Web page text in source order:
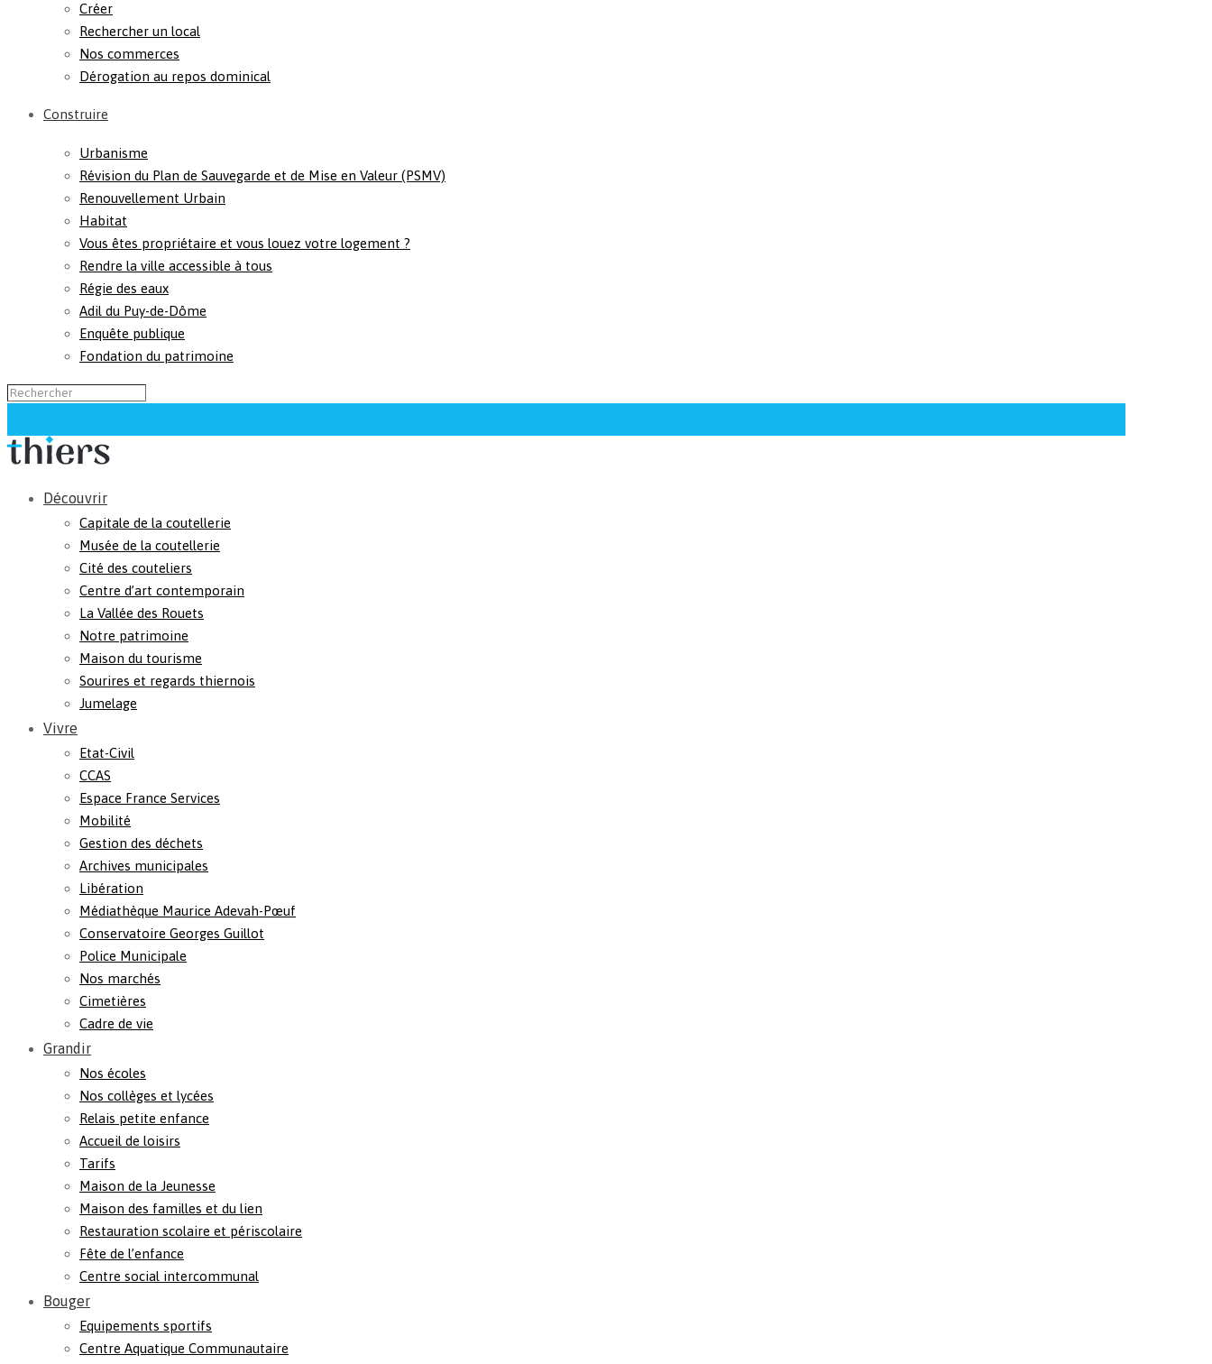
Créer
Rechercher un local
Nos commerces
Dérogation au repos dominical
Construire
Urbanisme
Révision du Plan de Sauvegarde et de Mise en Valeur (PSMV)
Renouvellement Urbain
Habitat
Vous êtes propriétaire et vous louez votre logement ?
Rendre la ville accessible à tous
Régie des eaux
Adil du Puy-de-Dôme
Enquête publique
Fondation du patrimoine
Découvrir
Capitale de la coutellerie
Musée de la coutellerie
Cité des couteliers
Centre d’art contemporain
La Vallée des Rouets
Notre patrimoine
Maison du tourisme
Sourires et regards thiernois
Jumelage
Vivre
Etat-Civil
CCAS
Espace France Services
Mobilité
Gestion des déchets
Archives municipales
Libération
Médiathèque Maurice Adevah-Pœuf
Conservatoire Georges Guillot
Police Municipale
Nos marchés
Cimetières
Cadre de vie
Grandir
Nos écoles
Nos collèges et lycées
Relais petite enfance
Accueil de loisirs
Tarifs
Maison de la Jeunesse
Maison des familles et du lien
Restauration scolaire et périscolaire
Fête de l’enfance
Centre social intercommunal
Bouger
Equipements sportifs
Centre Aquatique Communautaire